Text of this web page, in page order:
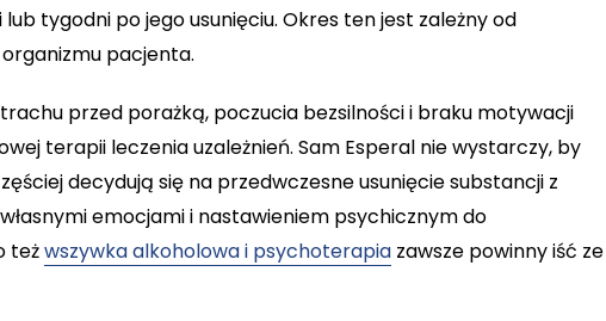
tygodni po jego usunięciu. Okres ten jest zależny od
pacjenta.
przed porażką, poczucia bezsilności i braku motywacji
terapii leczenia uzależnień. Sam Esperal nie wystarczy, by
decydują się na przedwczesne usunięcie substancji z
emocjami i nastawieniem psychicznym do
teżwszywka alkoholowa i psychoterapiazawsze powinny iść ze